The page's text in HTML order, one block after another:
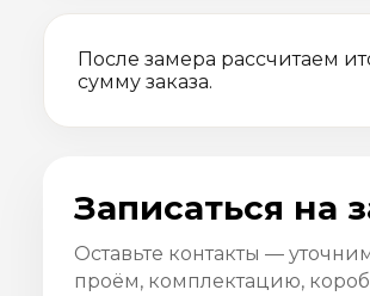
После замера рассчитаем
сумму заказа.
Записаться на
Оставьте контакты —
проём, комплектацию,